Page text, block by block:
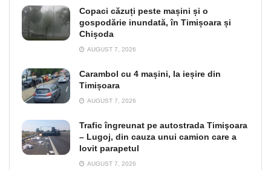
Copaci căzuți peste mașini și o
gospodărie inundată, în Timișoara și
Chișoda
AUGUST 7, 2026
Carambol cu 4 mașini, la ieșire din
Timișoara
AUGUST 7, 2026
Trafic îngreunat pe autostrada Timişoara
– Lugoj, din cauza unui camion care a
lovit parapetul
AUGUST 7, 2026